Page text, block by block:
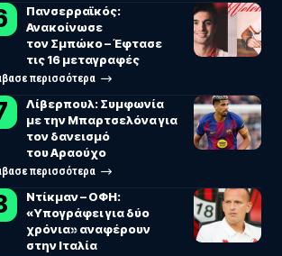
Πανσερραϊκός:
Ανακοίνωσε
τον Σμπώκο – Έφτασε
τις 16 μεταγραφές
περισσότερα
Λίβερπουλ: Συμφωνία
με την Μπαρτσελόνα για
τον δανεισμό
του Αραούχο
περισσότερα
Ντίκμαν – ΟΦΗ:
«Υπογράφει για δύο
χρόνια» αναφέρουν
στην Ιταλία